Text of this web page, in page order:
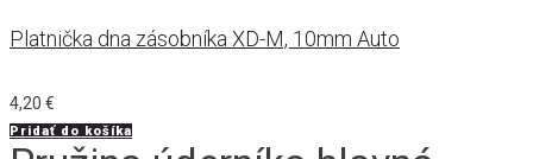
Platnička dna zásobníka XD-M, 10mm Auto
4,20 €
Pridať do košíka